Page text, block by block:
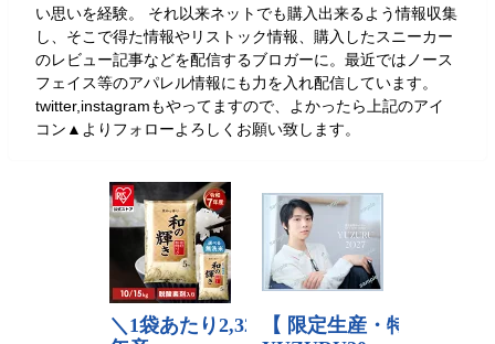
い思いを経験。 それ以来ネットでも購入出来るよう情報収集
し、そこで得た情報やリストック情報、購入したスニーカー
のレビュー記事などを配信するブロガーに。最近ではノース
フェイス等のアパレル情報にも力を入れ配信しています。
twitter,instagramもやってますので、よかったら上記のアイ
コン▲よりフォローよろしくお願い致します。